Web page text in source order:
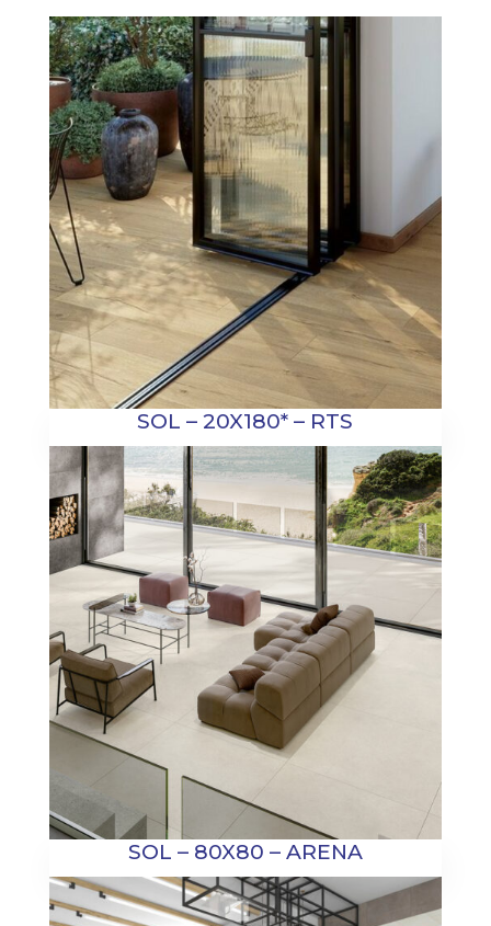
SOL – 20X180* – RTS
SOL – 80X80 – ARENA